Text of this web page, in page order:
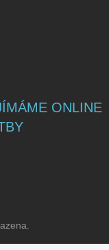
ONLINE